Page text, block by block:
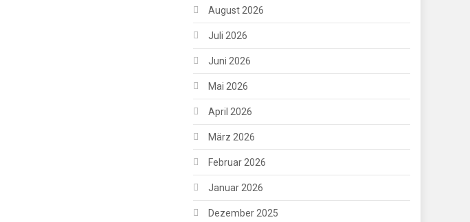
August 2026
Juli 2026
Juni 2026
Mai 2026
April 2026
März 2026
Februar 2026
Januar 2026
Dezember 2025